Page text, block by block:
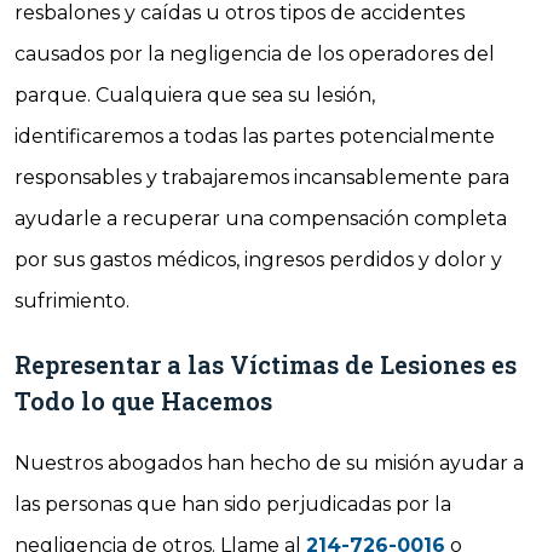
resbalones y caídas u otros tipos de accidentes
causados por la negligencia de los operadores del
parque. Cualquiera que sea su lesión,
identificaremos a todas las partes potencialmente
responsables y trabajaremos incansablemente para
ayudarle a recuperar una compensación completa
por sus gastos médicos, ingresos perdidos y dolor y
sufrimiento.
Representar a las Víctimas de Lesiones es
Todo lo que Hacemos
Nuestros abogados han hecho de su misión ayudar a
las personas que han sido perjudicadas por la
negligencia de otros. Llame al 214-726-0016 o